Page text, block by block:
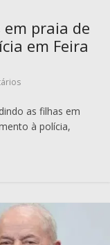
praia de
em Feira
as filhas em
à polícia,